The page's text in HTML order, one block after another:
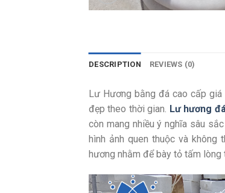
DESCRIPTION REVIEWS (0)
Lư Hương bằng đá cao cấp
đẹp theo thời gian. Lư hương
còn mang nhiều ý nghĩa sâu
hình ảnh quen thuộc và không
hương nhằm để bày tỏ tấm lòng